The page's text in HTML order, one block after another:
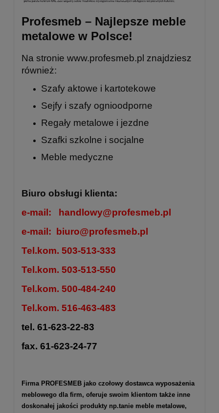
Profesmeb – Najlepsze meble
metalowe w Polsce!
Na stronie www.profesmeb.pl znajdziesz
również:
Szafy aktowe i kartotekowe
Sejfy i szafy ognioodporne
Regały metalowe i jezdne
Szafki szkolne i socjalne
Meble medyczne
Biuro obsługi klienta:
e-mail:
handlowy@profesmeb.pl
e-mail: biuro@profesmeb.pl
Tel.kom. 503-513-333
Tel.kom. 503-513-550
Tel.kom. 500-484-240
Tel.kom. 516-463-483
tel. 61-623-22-83
fax. 61-623-24-77
Firma PROFESMEB jako czołowy dostawca wyposażenia
meblowego dla firm, oferuje swoim klientom także inne
doskonałej jakości produkty np.tanie meble metalowe,